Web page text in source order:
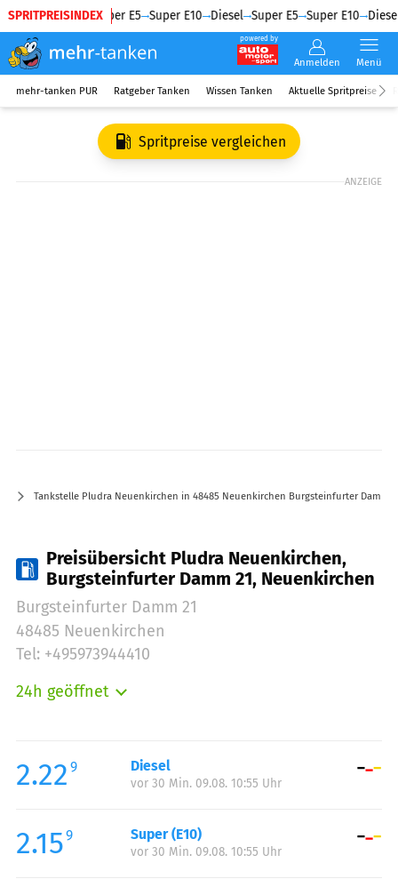
SPRITPREISINDEX
Diesel Super E5 Super E10 Diesel Super E5 Super E10 Diesel
powered by
Anmelden Menü
mehr-tanken PUR Ratgeber Tanken Wissen Tanken Aktuelle Spritpreise
Spritpreise vergleichen
ANZEIGE
Tankstelle Pludra Neuenkirchen in 48485 Neuenkirchen Burgsteinfurter Damm
Preisübersicht Pludra Neuenkirchen,
Burgsteinfurter Damm 21, Neuenkirchen
Burgsteinfurter Damm 21
48485 Neuenkirchen
Tel: +495973944410
24h geöffnet
Mittwoch:
00:00-24:00
Donnerstag:
Samstag:
00:00-24:00
Sonntag:
2.22 9 Diesel
vor 30 Min. 09.08. 10:55 Uhr
2.159 Super (E10)
vor 30 Min. 09.08. 10:55 Uhr